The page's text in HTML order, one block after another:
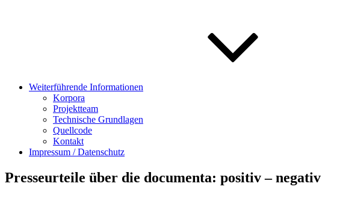
Weiterführende Informationen
Korpora
Projektteam
Technische Grundlagen
Quellcode
Kontakt
Impressum / Datenschutz
Presseurteile über die documenta: positiv – negativ